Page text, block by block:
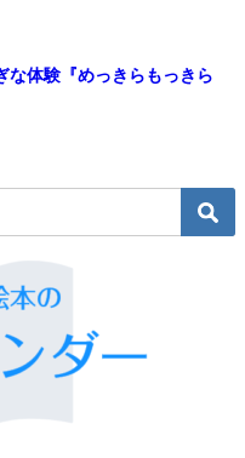
な体験『めっきらもっきら